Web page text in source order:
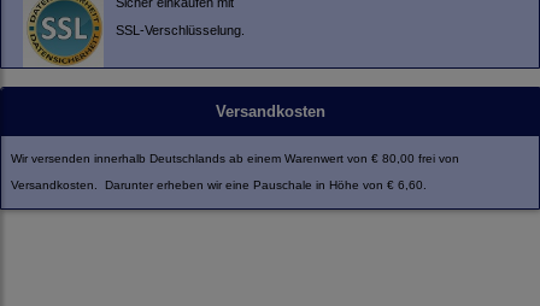
Sicher einkaufen mit
SSL-Verschlüsselung.
Versandkosten
Wir versenden innerhalb Deutschlands ab einem Warenwert von € 80,00 frei von
Versandkosten. Darunter erheben wir eine Pauschale in Höhe von € 6,60.